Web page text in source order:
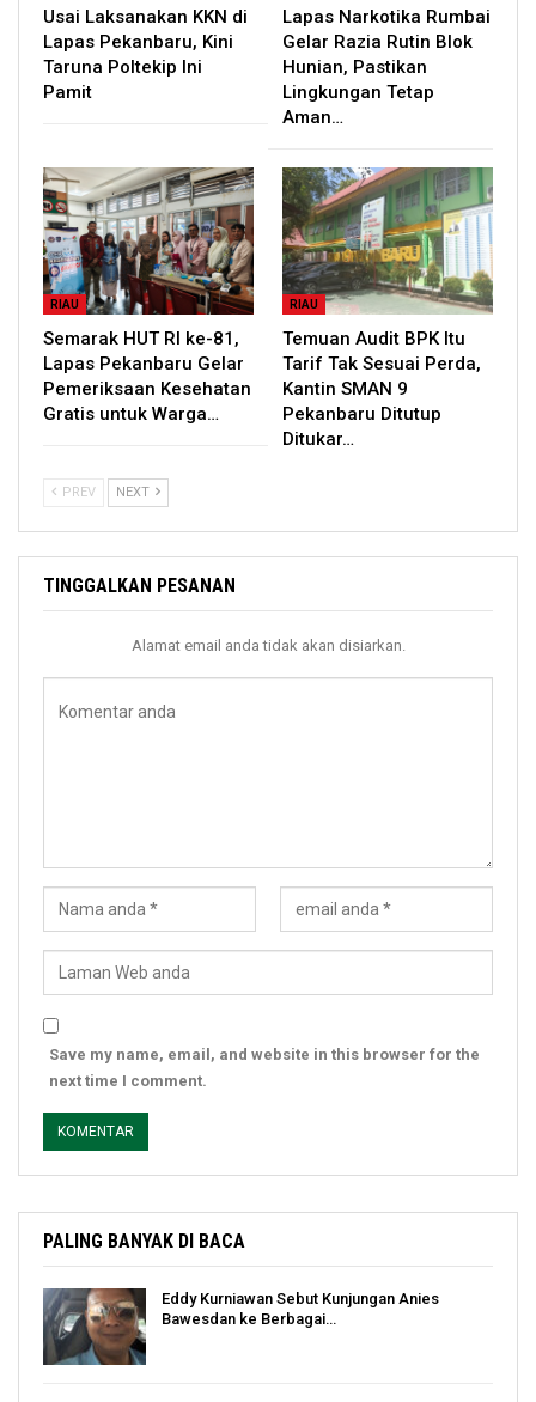
Usai Laksanakan KKN di
Lapas Pekanbaru, Kini
Taruna Poltekip Ini
Pamit
Lapas Narkotika Rumbai
Gelar Razia Rutin Blok
Hunian, Pastikan
Lingkungan Tetap
Aman…
RIAU
Semarak HUT RI ke-81,
Lapas Pekanbaru Gelar
Pemeriksaan Kesehatan
Gratis untuk Warga…
RIAU
Temuan Audit BPK Itu
Tarif Tak Sesuai Perda,
Kantin SMAN 9
Pekanbaru Ditutup
Ditukar…
PREV NEXT
TINGGALKAN PESANAN
Alamat email anda tidak akan disiarkan.
Save my name, email, and website in this browser for the
next time I comment.
PALING BANYAK DI BACA
Eddy Kurniawan Sebut Kunjungan Anies
Bawesdan ke Berbagai…